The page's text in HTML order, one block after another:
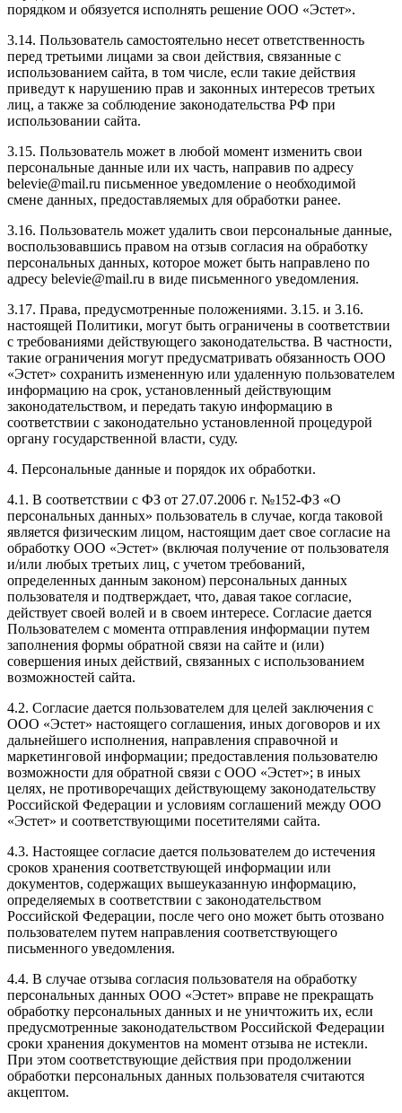
порядком и обязуется исполнять решение ООО «Эстет».
3.14. Пользователь самостоятельно несет ответственность
перед третьими лицами за свои действия, связанные с
использованием сайта, в том числе, если такие действия
приведут к нарушению прав и законных интересов третьих
лиц, а также за соблюдение законодательства РФ при
использовании сайта.
3.15. Пользователь может в любой момент изменить свои
персональные данные или их часть, направив по адресу
belevie@mail.ru письменное уведомление о необходимой
смене данных, предоставляемых для обработки ранее.
3.16. Пользователь может удалить свои персональные данные,
воспользовавшись правом на отзыв согласия на обработку
персональных данных, которое может быть направлено по
адресу belevie@mail.ru в виде письменного уведомления.
3.17. Права, предусмотренные положениями. 3.15. и 3.16.
настоящей Политики, могут быть ограничены в соответствии
с требованиями действующего законодательства. В частности,
такие ограничения могут предусматривать обязанность ООО
«Эстет» сохранить измененную или удаленную пользователем
информацию на срок, установленный действующим
законодательством, и передать такую информацию в
соответствии с законодательно установленной процедурой
органу государственной власти, суду.
4. Персональные данные и порядок их обработки.
4.1. В соответствии с ФЗ от 27.07.2006 г. №152-ФЗ «О
персональных данных» пользователь в случае, когда таковой
является физическим лицом, настоящим дает свое согласие на
обработку ООО «Эстет» (включая получение от пользователя
и/или любых третьих лиц, с учетом требований,
определенных данным законом) персональных данных
пользователя и подтверждает, что, давая такое согласие,
действует своей волей и в своем интересе. Согласие дается
Пользователем с момента отправления информации путем
заполнения формы обратной связи на сайте и (или)
совершения иных действий, связанных с использованием
возможностей сайта.
4.2. Согласие дается пользователем для целей заключения с
ООО «Эстет» настоящего соглашения, иных договоров и их
дальнейшего исполнения, направления справочной и
маркетинговой информации; предоставления пользователю
возможности для обратной связи с ООО «Эстет»; в иных
целях, не противоречащих действующему законодательству
Российской Федерации и условиям соглашений между ООО
«Эстет» и соответствующими посетителями сайта.
4.3. Настоящее согласие дается пользователем до истечения
сроков хранения соответствующей информации или
документов, содержащих вышеуказанную информацию,
определяемых в соответствии с законодательством
Российской Федерации, после чего оно может быть отозвано
пользователем путем направления соответствующего
письменного уведомления.
4.4. В случае отзыва согласия пользователя на обработку
персональных данных ООО «Эстет» вправе не прекращать
обработку персональных данных и не уничтожить их, если
предусмотренные законодательством Российской Федерации
сроки хранения документов на момент отзыва не истекли.
При этом соответствующие действия при продолжении
обработки персональных данных пользователя считаются
акцептом.